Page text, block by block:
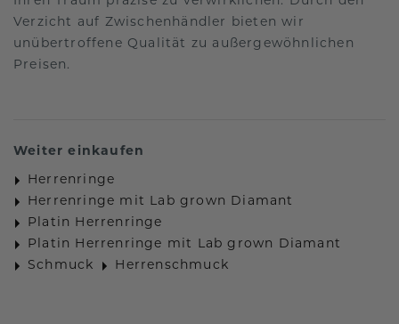
Verzicht auf Zwischenhändler bieten wir
unübertroffene Qualität zu außergewöhnlichen
Preisen.
Weiter einkaufen
Herrenringe
Herrenringe mit Lab grown Diamant
Platin Herrenringe
Platin Herrenringe mit Lab grown Diamant
Schmuck
Herrenschmuck